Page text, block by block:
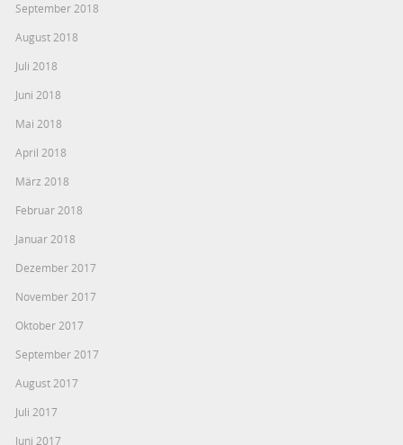
September 2018
August 2018
Juli 2018
Juni 2018
Mai 2018
April 2018
März 2018
Februar 2018
Januar 2018
Dezember 2017
November 2017
Oktober 2017
September 2017
August 2017
Juli 2017
Juni 2017